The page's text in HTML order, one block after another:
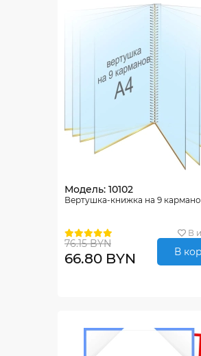
Модель: 10102
Вертушка-книжка на 9
В
76.15 BYN
66.80 BYN В